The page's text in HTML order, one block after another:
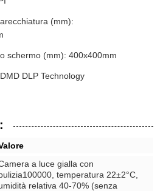
(mm):
schermo (mm): 400x400mm
DLP Technology
a luce gialla con
temperatura 22±2°C,
relativa 40-70% (senza